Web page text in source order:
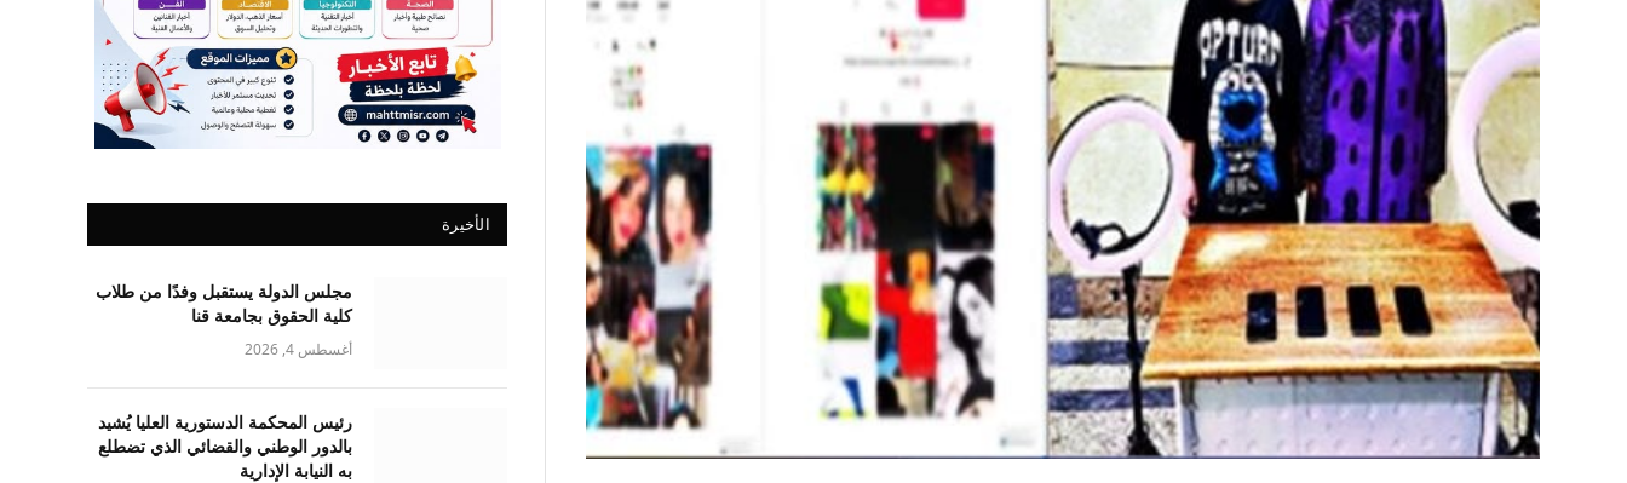
الأخيرة
مجلس الدولة يستقبل وفدًا من طلاب
كلية الحقوق بجامعة قنا
أغسطس 4, 2026
رئيس المحكمة الدستورية العليا يُشيد
بالدور الوطني والقضائي الذي تضطلع
به النيابة الإدارية